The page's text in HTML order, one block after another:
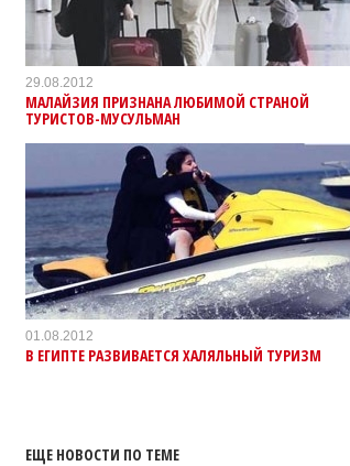
29.08.2012
МАЛАЙЗИЯ ПРИЗНАНА ЛЮБИМОЙ СТРАНОЙ
ТУРИСТОВ-МУСУЛЬМАН
01.08.2012
В ЕГИПТЕ РАЗВИВАЕТСЯ ХАЛЯЛЬНЫЙ ТУРИЗМ
ЕЩЕ НОВОСТИ ПО ТЕМЕ